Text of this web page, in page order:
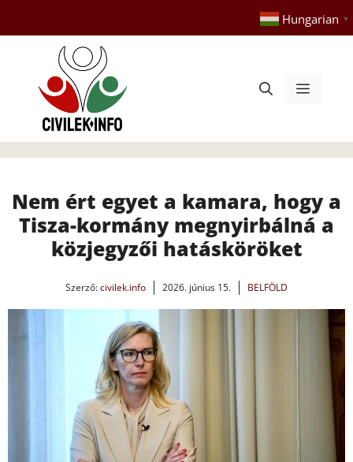
tartalomba
Hungarian ▼
Menü
Nem ért egyet a kamara, hogy a
Tisza-kormány megnyirbálná a
közjegyzői hatásköröket
Szerző:civilek.info 2026. június 15. BELFÖLD